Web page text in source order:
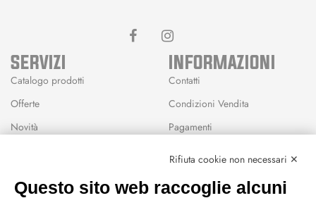
SERVIZI
Catalogo prodotti
Offerte
Novità
INFORMAZIONI
Contatti
Condizioni Vendita
Pagamenti
Rifiuta cookie non necessari ✕
Questo sito web raccoglie alcuni